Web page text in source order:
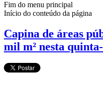
Fim do menu principal
Início do conteúdo da página
Capina de áreas
mil m² nesta